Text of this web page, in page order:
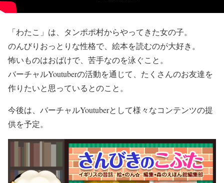
「わたこ」は、タンポポ村からやってきた女の子。
のんびりおっとりな性格で、絵本を読むのが大好き。
怖いものはおばけで、苦手なのを泳ぐこと。
バーチャルYoutuberの活動を通じて、たくさんのお友達を
作りたいと思っているとのこと。
今後は、バーチャルYoutuberとして様々なコンテンツの提
供を予定。